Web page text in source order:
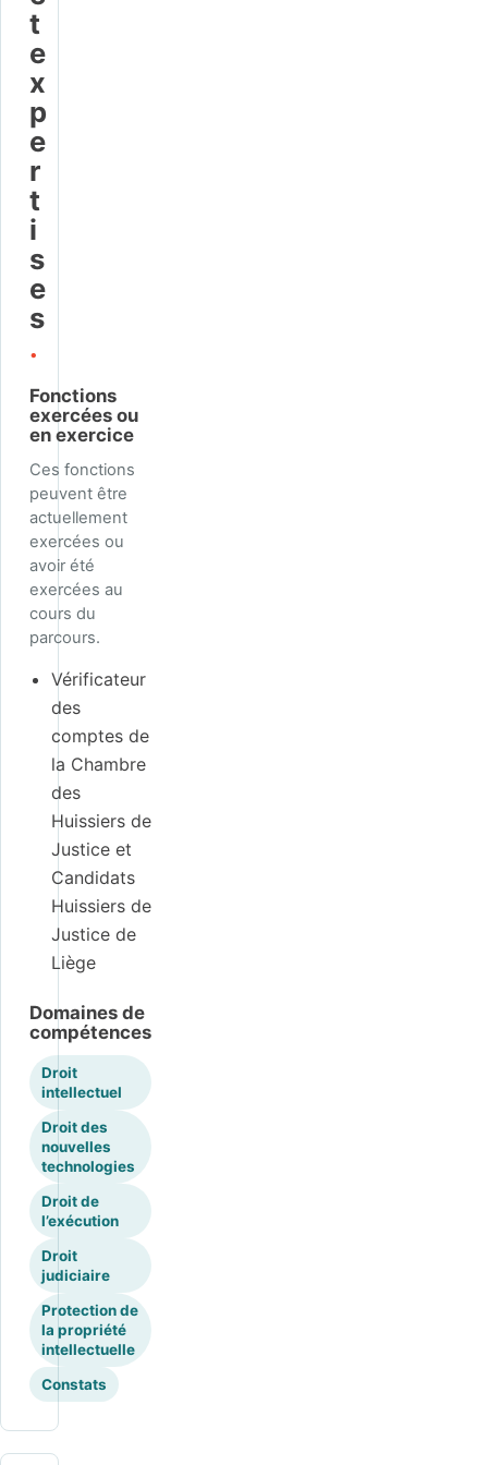
t
e
x
p
e
r
t
i
s
e
s
.
Fonctions
exercées ou
en exercice
Ces fonctions
peuvent être
actuellement
exercées ou
avoir été
exercées au
cours du
parcours.
Vérificateur
des
comptes de
la Chambre
des
Huissiers de
Justice et
Candidats
Huissiers de
Justice de
Liège
Domaines de
compétences
Droit
intellectuel
Droit des
nouvelles
technologies
Droit de
l’exécution
Droit
judiciaire
Protection de
la propriété
intellectuelle
Constats